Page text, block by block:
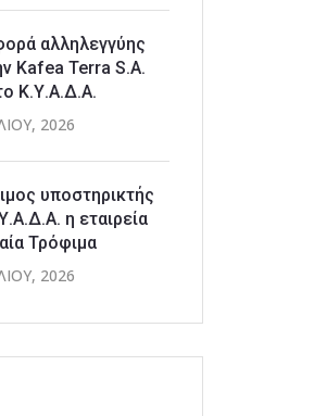
αλληλεγγύης
Kafea Terra S.A.
Κ.Υ.Α.Δ.Α.
2026
υποστηρικτής
η εταιρεία
Τρόφιμα
2026